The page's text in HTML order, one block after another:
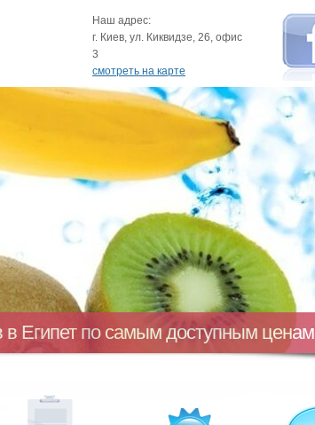
Наш адрес:
г. Киев, ул. Киквидзе, 26, офис
3
смотреть на карте
в Египет по самым доступным ценам